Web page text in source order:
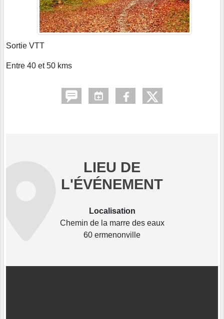
Sortie VTT
Entre 40 et 50 kms
LIEU DE
L'ÉVÉNEMENT
Localisation
Chemin de la marre des eaux
60 ermenonville